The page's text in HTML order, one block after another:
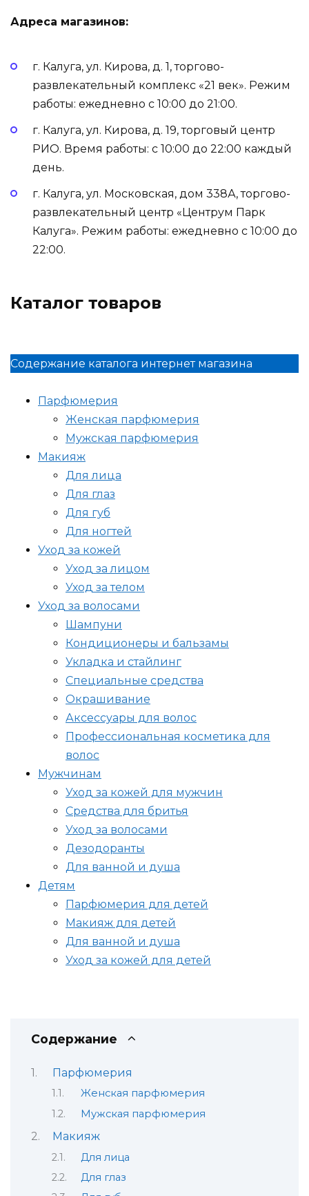
Адреса магазинов:
г. Калуга, ул. Кирова, д. 1, торгово-
развлекательный комплекс «21 век». Режим
работы: ежедневно с 10:00 до 21:00.
г. Калуга, ул. Кирова, д. 19, торговый центр
РИО. Время работы: с 10:00 до 22:00 каждый
день.
г. Калуга, ул. Московская, дом 338А, торгово-
развлекательный центр «Центрум Парк
Калуга». Режим работы: ежедневно с 10:00 до
22:00.
Каталог товаров
Содержание каталога интернет магазина
Парфюмерия
Женская парфюмерия
Мужская парфюмерия
Макияж
Для лица
Для глаз
Для губ
Для ногтей
Уход за кожей
Уход за лицом
Уход за телом
Уход за волосами
Шампуни
Кондиционеры и бальзамы
Укладка и стайлинг
Специальные средства
Окрашивание
Аксессуары для волос
Профессиональная косметика для
волос
Мужчинам
Уход за кожей для мужчин
Средства для бритья
Уход за волосами
Дезодоранты
Для ванной и душа
Детям
Парфюмерия для детей
Макияж для детей
Для ванной и душа
Уход за кожей для детей
Содержание
Парфюмерия
Женская парфюмерия
Мужская парфюмерия
Макияж
Для лица
Для глаз